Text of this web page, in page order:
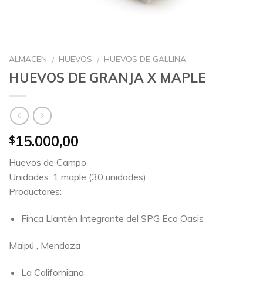
ALMACEN / HUEVOS / HUEVOS DE GALLINA
HUEVOS DE GRANJA X MAPLE
$15.000,00
Huevos de Campo
Unidades: 1 maple (30 unidades)
Productores:
Finca Llantén Integrante del SPG Eco Oasis
Maipú , Mendoza
La Californiana